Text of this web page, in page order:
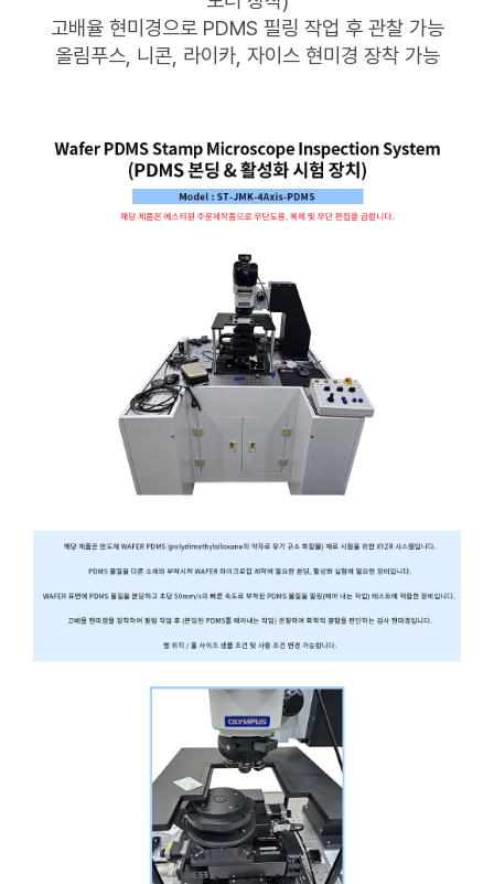
고배율 현미경으로 PDMS 필링 작업 후 관찰 가능
올림푸스, 니콘, 라이카, 자이스 현미경 장착 가능